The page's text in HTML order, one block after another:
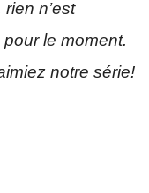
n’est
le moment.
notre série!